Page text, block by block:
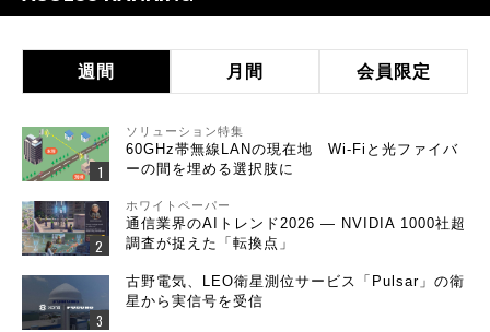
週間 月間 会員限定
ソリューション特集
60GHz帯無線LANの現在地 Wi-Fiと光ファイバ
ーの間を埋める選択肢に
ホワイトペーパー
通信業界のAIトレンド2026 ― NVIDIA 1000社超
調査が捉えた「転換点」
古野電気、LEO衛星測位サービス「Pulsar」の衛
星から実信号を受信